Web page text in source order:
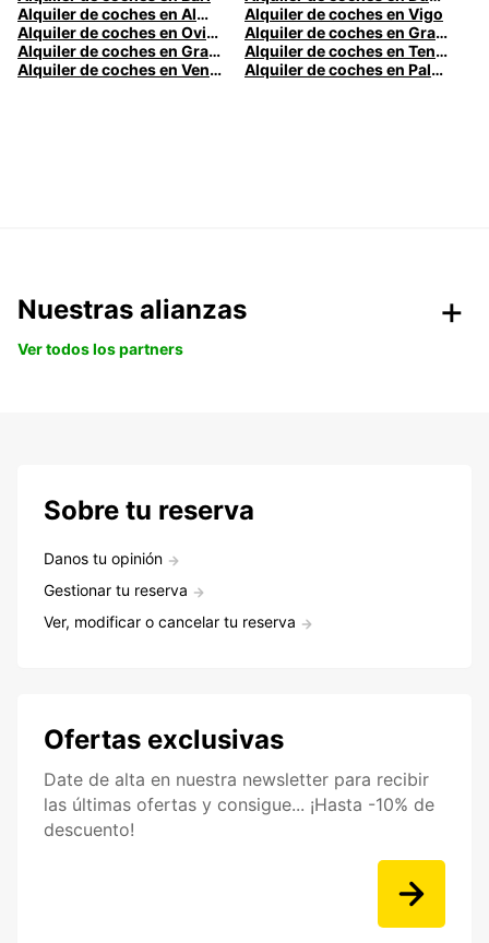
Alquiler de coches en Almería
Alquiler de coches en Vigo
Alquiler de coches en Oviedo
Alquiler de coches en Granada
Alquiler de coches en Gran Canaria
Alquiler de coches en Tenerife
Alquiler de coches en Venecia
Alquiler de coches en Palermo
Nuestras alianzas
Ver todos los partners
Sobre tu reserva
Danos tu opinión
Gestionar tu reserva
Ver, modificar o cancelar tu reserva
Ofertas exclusivas
Date de alta en nuestra newsletter para recibir
las últimas ofertas y consigue... ¡Hasta -10% de
descuento!